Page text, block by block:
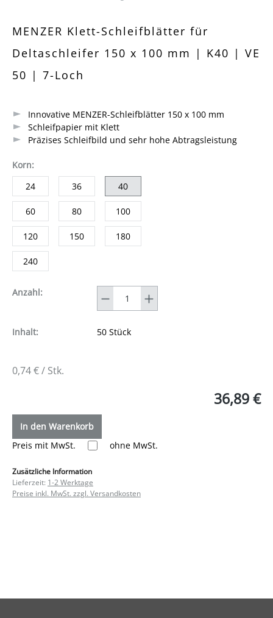
MENZER Klett-Schleifblätter für
Deltaschleifer 150 x 100 mm | K40 | VE
50 | 7-Loch
Innovative MENZER-Schleifblätter 150 x 100 mm
Schleifpapier mit Klett
Präzises Schleifbild und sehr hohe Abtragsleistung
Kornauswählen
:
24
36 40
60 80 100
120 150 180
240
Anzahl:
Inhalt: 50 Stück
0,74 € / Stk.
36,89 €
In den Warenkorb
Preis mit MwSt.
ohne MwSt.
Zusätzliche Information
Lieferzeit: 1-2 Werktage
Preise inkl. MwSt. zzgl. Versandkosten